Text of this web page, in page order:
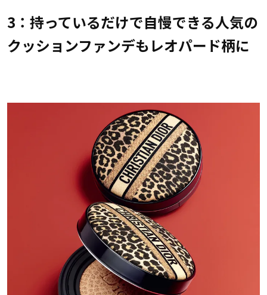
3：持っているだけで自慢できる人気の
クッションファンデもレオパード柄に